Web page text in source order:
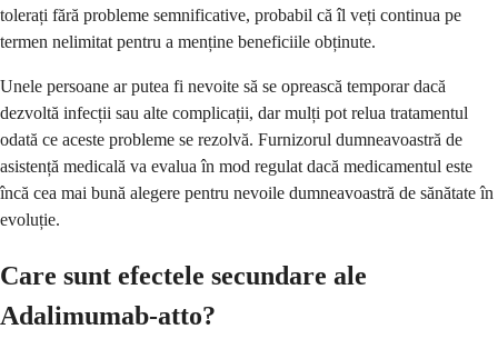
tolerați fără probleme semnificative, probabil că îl veți continua pe
termen nelimitat pentru a menține beneficiile obținute.
Unele persoane ar putea fi nevoite să se oprească temporar dacă
dezvoltă infecții sau alte complicații, dar mulți pot relua tratamentul
odată ce aceste probleme se rezolvă. Furnizorul dumneavoastră de
asistență medicală va evalua în mod regulat dacă medicamentul este
încă cea mai bună alegere pentru nevoile dumneavoastră de sănătate în
evoluție.
Care sunt efectele secundare ale
Adalimumab-atto?